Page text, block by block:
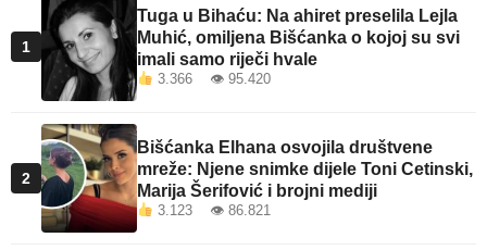
1
Tuga u Bihaću: Na ahiret preselila Lejla
Muhić, omiljena Bišćanka o kojoj su svi
imali samo riječi hvale
3.366 👁 95.420
2
Bišćanka Elhana osvojila društvene
mreže: Njene snimke dijele Toni Cetinski,
Marija Šerifović i brojni mediji
3.123 👁 86.821